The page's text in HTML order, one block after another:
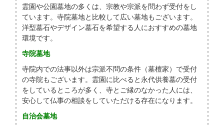
霊園や公園墓地の多くは、宗教や宗派を問わず受付をし
ています。寺院墓地と比較して広い墓地もございます。
洋型墓石やデザイン墓石を希望する人におすすめの墓地
環境です。
寺院墓地
寺院内での法事以外は宗派不問の条件（墓檀家）で受付
の寺院もございます。霊園に比べると永代供養墓の受付
をしているところが多く、寺とご縁のなかった人には、
安心して仏事の相談をしていただける存在になります。
自治会墓地